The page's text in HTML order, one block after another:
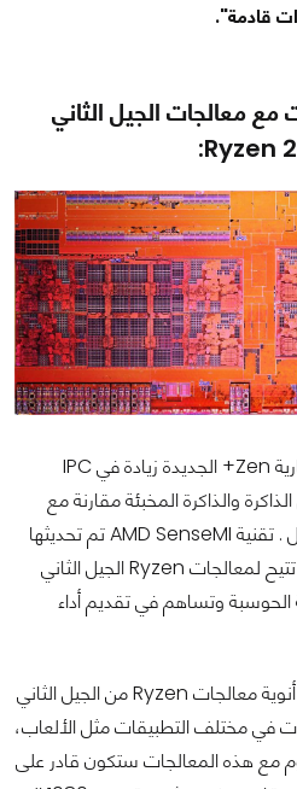
قادمة".
مع معالجات الجيل الثاني
Ryzen
قدمت نواة المصنوعة من معمارية Zen+ الجديدة زيادة في IPC
والذاكرة المخبئة مقارنة مع
معالجات Ryzen من الجيل الأول . تقنية AMD SenseMI تم تحديثها
مع Precision Boost 2، التي تتيح لمعالجات Ryzen الجيل الثاني
الحوسبة وتساهم في تقديم أداء
سرعات التردد العالية على جميع أنوية معالجات Ryzen من الجيل الثاني
في مختلف التطبيقات مثل الألعاب،
مع هذه المعالجات ستكون قادر على